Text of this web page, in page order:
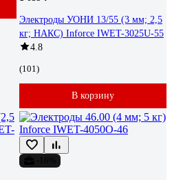
Электроды УОНИ 13/55 (3 мм; 2,5
кг; НАКС) Inforce IWET-3025U-55
4.8
(101)
В корзину